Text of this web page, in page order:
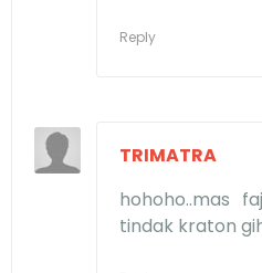
Reply
TRIMATRA
hohoho..mas
tindak kraton